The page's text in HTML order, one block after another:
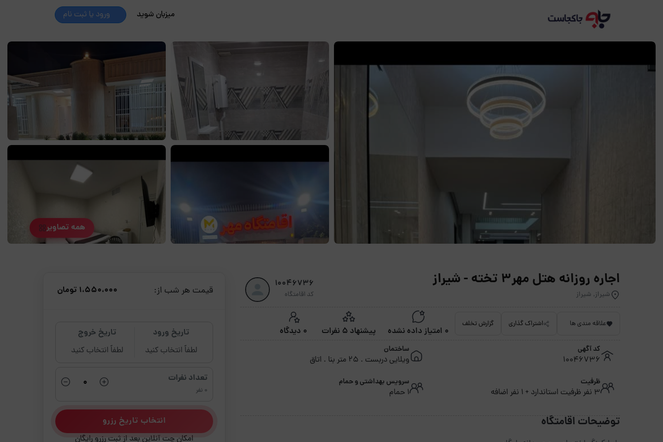
میزبان شوید ورود یا ثبت نام
همه تصاویر
اجاره روزانه هتل مهر3 تخته - شیراز
شیراز, شیراز
10046736
کد اقامتگاه
علاقه مندی ها اشتراک گذاری گزارش تخلف
0 امتیاز داده نشده پیشنهاد 5 نفرات 0 دیدگاه
کد آگهی
10046736
ساختمان
ویلایی دربست . 25 متر بنا . اتاق
ظرفیت
3 نفر ظرفیت استاندارد + 1 نفر اضافه
سرویس بهداشتی و حمام
1 حمام
توضیحات اقامتگاه
قیمت هر شب از: 1،550،000 تومان
تاریخ ورود
لطفاً انتخاب کنید
تاریخ خروج
لطفاً انتخاب کنید
تعداد نفرات
0 نفر
انتخاب تاریخ رزرو
امکان چت آنلاین بعد از ثبت رزرو رایگان